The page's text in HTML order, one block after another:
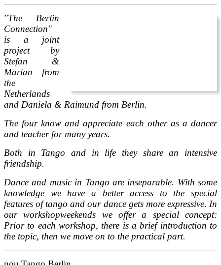
"The Berlin
Connection"
is a joint
project by
Stefan &
Marian from
the
Netherlands
and Daniela & Raimund from Berlin.
The four know and appreciate each other as a dancer
and teacher for many years.
Both in Tango and in life they share an intensive
friendship.
Dance and music in Tango are inseparable. With some
knowledge we have a better access to the special
features of tango and our dance gets more expressive. In
our workshopweekends we offer a special concept:
Prior to each workshop, there is a brief introduction to
the topic, then we move on to the practical part.